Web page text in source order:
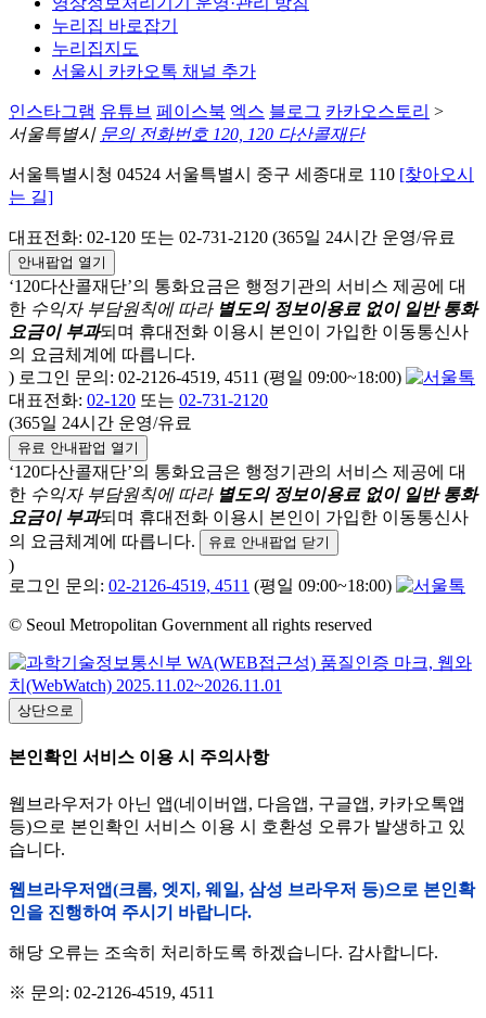
누리집 바로잡기
누리집지도
서울시 카카오톡 채널 추가
인스타그램 유튜브 페이스북 엑스 블로그 카카오스토리 >
서울특별시 문의 전화번호 120, 120 다산콜재단
서울특별시청 04524 서울특별시 중구 세종대로 110 [찾아오시
는 길]
대표전화: 02-120 또는 02-731-2120 (365일 24시간 운영/유료
안내팝업 열기
‘120다산콜재단’의 통화요금은 행정기관의 서비스 제공에 대
한 수익자 부담원칙에 따라 별도의 정보이용료 없이 일반 통화
요금이 부과되며 휴대전화 이용시 본인이 가입한 이동통신사
의 요금체계에 따릅니다.
) 로그인 문의: 02-2126-4519, 4511 (평일 09:00~18:00)
대표전화: 02-120 또는 02-731-2120
(365일 24시간 운영/유료
유료 안내팝업 열기
‘120다산콜재단’의 통화요금은 행정기관의 서비스 제공에 대
한 수익자 부담원칙에 따라 별도의 정보이용료 없이 일반 통화
요금이 부과되며 휴대전화 이용시 본인이 가입한 이동통신사
의 요금체계에 따릅니다.
유료 안내팝업 닫기
)
로그인 문의: 02-2126-4519, 4511 (평일 09:00~18:00)
© Seoul Metropolitan Government all rights reserved
상단으로
본인확인 서비스 이용 시 주의사항
웹브라우저가 아닌 앱(네이버앱, 다음앱, 구글앱, 카카오톡앱
등)으로 본인확인 서비스 이용 시 호환성 오류가 발생하고 있
습니다.
웹브라우저앱(크롬, 엣지, 웨일, 삼성 브라우저 등)으로 본인확
인을 진행하여 주시기 바랍니다.
해당 오류는 조속히 처리하도록 하겠습니다. 감사합니다.
※ 문의: 02-2126-4519, 4511